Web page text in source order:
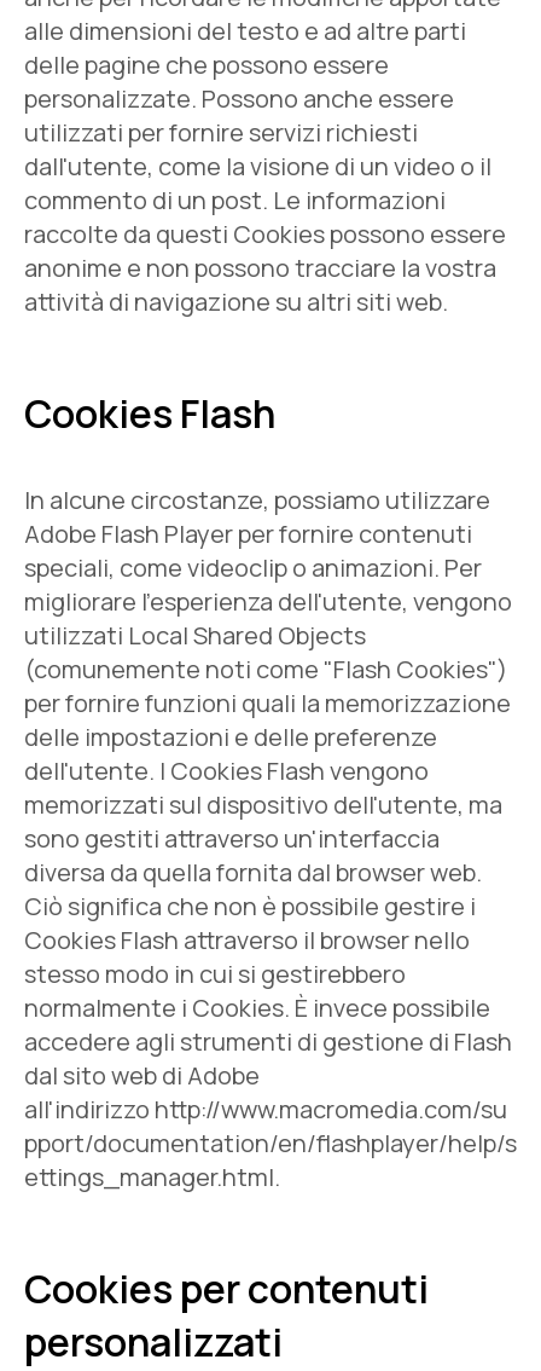
alle dimensioni del testo e ad altre parti
delle pagine che possono essere
personalizzate. Possono anche essere
utilizzati per fornire servizi richiesti
dall'utente, come la visione di un video o il
commento di un post. Le informazioni
raccolte da questi Cookies possono essere
anonime e non possono tracciare la vostra
attività di navigazione su altri siti web.
Cookies Flash
In alcune circostanze, possiamo utilizzare
Adobe Flash Player per fornire contenuti
speciali, come videoclip o animazioni. Per
migliorare l'esperienza dell'utente, vengono
utilizzati Local Shared Objects
(comunemente noti come "Flash Cookies")
per fornire funzioni quali la memorizzazione
delle impostazioni e delle preferenze
dell'utente. I Cookies Flash vengono
memorizzati sul dispositivo dell'utente, ma
sono gestiti attraverso un'interfaccia
diversa da quella fornita dal browser web.
Ciò significa che non è possibile gestire i
Cookies Flash attraverso il browser nello
stesso modo in cui si gestirebbero
normalmente i Cookies. È invece possibile
accedere agli strumenti di gestione di Flash
dal sito web di Adobe
all'indirizzo http://www.macromedia.com/su
pport/documentation/en/flashplayer/help/s
ettings_manager.html.
Cookies per contenuti
personalizzati